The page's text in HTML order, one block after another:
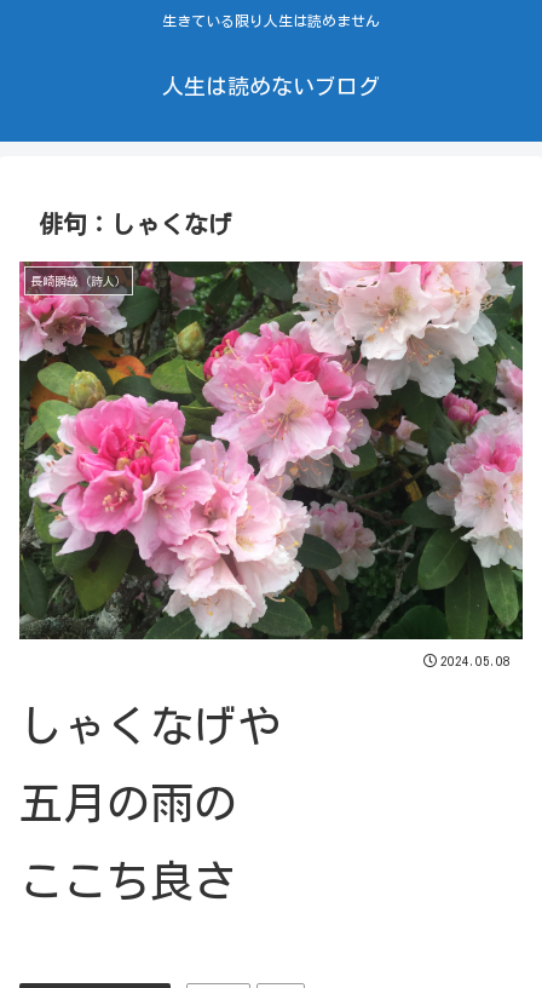
生きている限り人生は読めません
人生は読めないブログ
俳句：しゃくなげ
長崎瞬哉（詩人）
2024.05.08
しゃくなげや
五月の雨の
ここち良さ